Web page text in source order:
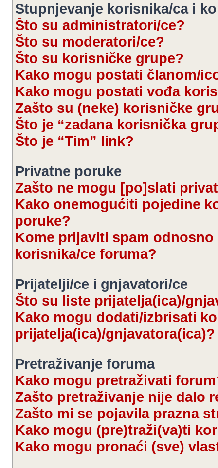
Stupnjevanje korisnika/ca i
Što su administratori/ce?
Što su moderatori/ce?
Što su korisničke grupe?
Kako mogu postati članom/
Kako mogu postati vođa
Zašto su (neke) korisničke
Što je “zadana korisnička
Što je “Tim” link?
Privatne poruke
Zašto ne mogu [po]slati
Kako onemogućiti pojedine
poruke?
Kome prijaviti spam
korisnika/ce foruma?
Prijatelji/ce i gnjavatori/ce
Što su liste prijatelja(ica)/
Kako mogu dodati/izbrisati
prijatelja(ica)/gnjavatora(ica)?
Pretraživanje foruma
Kako mogu pretraživati
Zašto pretraživanje nije dalo
Zašto mi se pojavila prazna
Kako mogu (pre)traži(va)ti
Kako mogu pronaći (sve)